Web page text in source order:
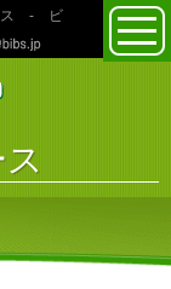
- ビ